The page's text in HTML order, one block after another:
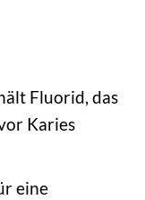
Fluorid, das
Karies
eine